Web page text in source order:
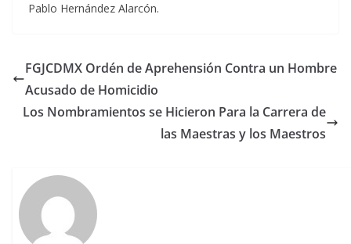
Pablo Hernández Alarcón.
FGJCDMX Ordén de Aprehensión Contra un Hombre
Acusado de Homicidio
Los Nombramientos se Hicieron Para la Carrera de
las Maestras y los Maestros